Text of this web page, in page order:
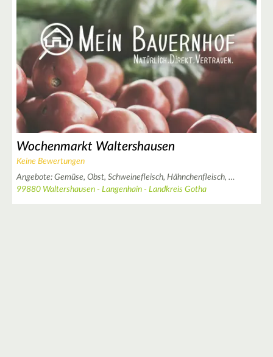
Wochenmarkt Waltershausen
Keine Bewertungen
Angebote: Gemüse, Obst, Schweinefleisch, Hähnchenfleisch, …
99880 Waltershausen - Langenhain - Landkreis Gotha
6
2